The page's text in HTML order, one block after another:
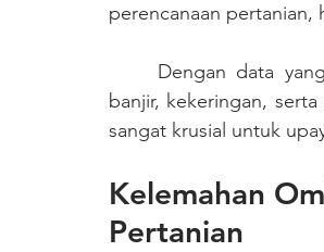
perencanaan pertanian,
Dengan data
banjir, kekeringan,
sangat krusial untuk
Kelemahan
Pertanian